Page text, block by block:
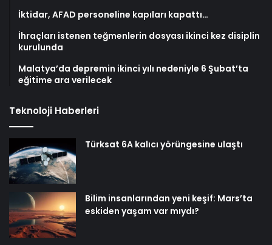
İktidar, AFAD personeline kapıları kapattı…
İhraçları istenen teğmenlerin dosyası ikinci kez disiplin
kurulunda
Malatya’da depremin ikinci yılı nedeniyle 6 Şubat’ta
eğitime ara verilecek
Teknoloji Haberleri
Türksat 6A kalıcı yörüngesine ulaştı
Bilim insanlarından yeni keşif: Mars’ta
eskiden yaşam var mıydı?